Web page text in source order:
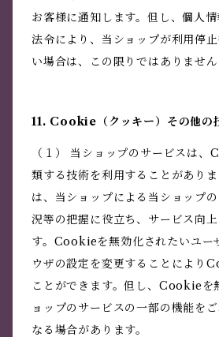
お客様に通知します。但し、個人
法令により、当ショップが利用停
い場合は、この限りではありません
11. Cookie（クッキー）その他の
（１） 当ショップのサービスは
類する技術を利用することがあり
は、当ショップによる当ショップ
況等の把握に役立ち、サービス向
す。Cookieを無効化されたいユー
ウザの設定を変更することにより
ことができます。但し、Cookieを
ョップのサービスの一部の機能を
なる場合があります。